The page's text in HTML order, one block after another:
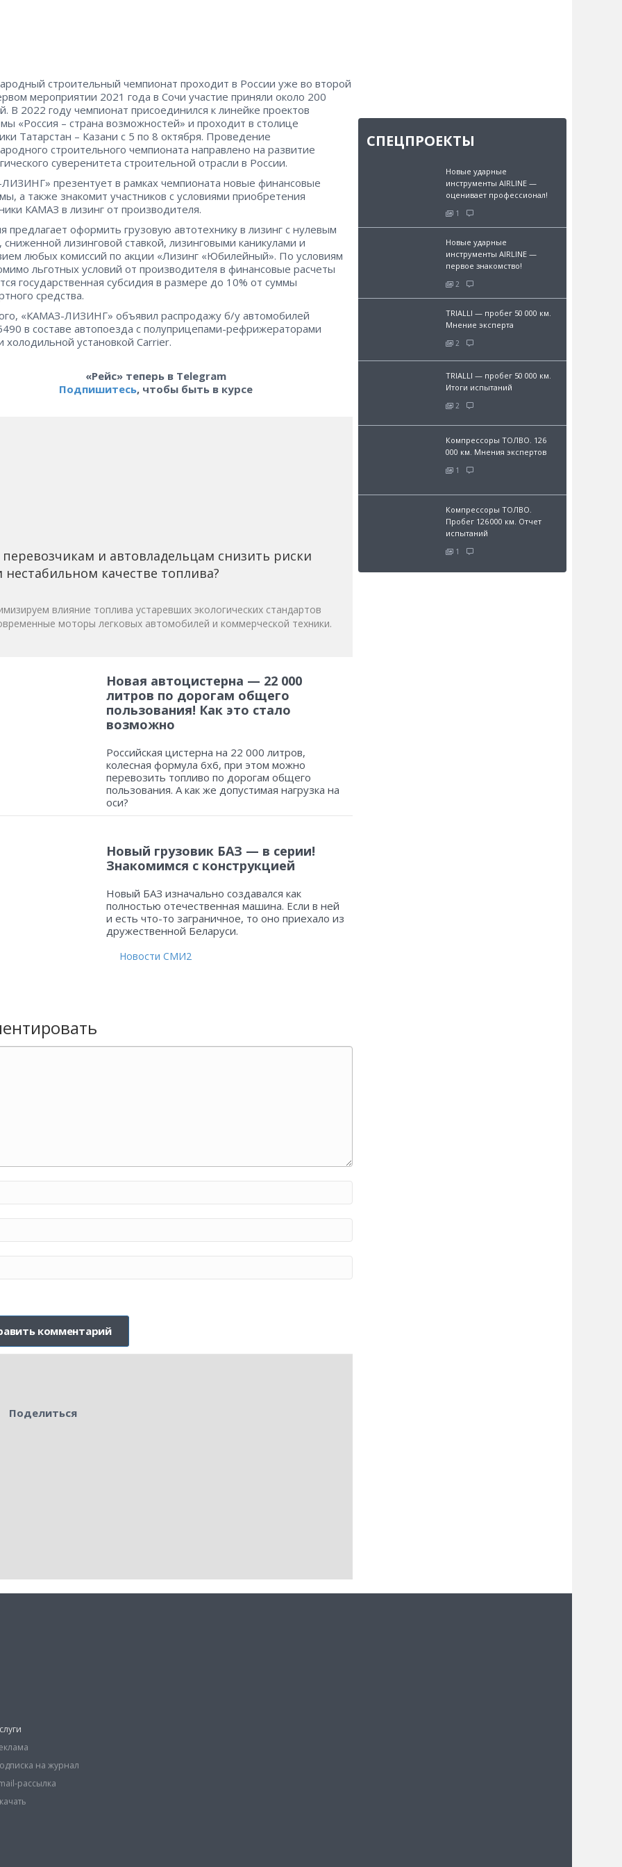
строительный чемпионат проходит в России уже во второй
мероприятии 2021 года в Сочи участие приняли около 200
В 2022 году чемпионат присоединился к линейке проектов
«Россия – страна возможностей» и проходит в столице
Татарстан – Казани с 5 по 8 октября. Проведение
строительного чемпионата направлено на развитие
суверенитета строительной отрасли в России.
презентует в рамках чемпионата новые финансовые
а также знакомит участников с условиями приобретения
КАМАЗ в лизинг от производителя.
предлагает оформить грузовую автотехнику в лизинг с нулевым
сниженной лизинговой ставкой, лизинговыми каникулами и
любых комиссий по акции «Лизинг «Юбилейный». По условиям
льготных условий от производителя в финансовые расчеты
государственная субсидия в размере до 10% от суммы
средства.
«КАМАЗ-ЛИЗИНГ» объявил распродажу б/у автомобилей
в составе автопоезда с полуприцепами-рефрижераторами
установкой Carrier.
«Рейс» теперь в Telegram
Подпишитесь, чтобы быть в курсе
перевозчикам и автовладельцам снизить риски
нестабильном качестве топлива?
влияние топлива устаревших экологических стандартов
моторы легковых автомобилей и коммерческой техники.
Новая автоцистерна — 22 000
литров по дорогам общего
пользования! Как это стало
возможно
Российская цистерна на 22 000 литров,
колесная формула 6х6, при этом можно
перевозить топливо по дорогам общего
пользования. А как же допустимая нагрузка на
оси?
Новый грузовик БАЗ — в серии!
Знакомимся с конструкцией
Новый БАЗ изначально создавался как
полностью отечественная машина. Если в ней
и есть что-то заграничное, то оно приехало из
дружественной Беларуси.
Новости СМИ2
Поделиться
СПЕЦПРОЕКТЫ
Новые ударные
инструменты AIRLINE —
оценивает профессионал!
1
Новые ударные
инструменты AIRLINE —
первое знакомство!
2
TRIALLI — пробег 50 000 км.
Мнение эксперта
2
TRIALLI — пробег 50 000 км.
Итоги испытаний
2
Компрессоры ТОЛВО. 126
000 км. Мнения экспертов
1
Компрессоры ТОЛВО.
Пробег 126 000 км. Отчет
испытаний
1
на журнал
рассылка